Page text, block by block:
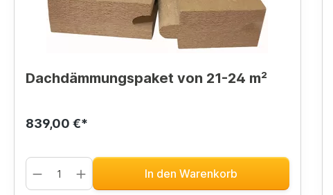
Dachdämmungspaket von 21-24 m²
839,00 €*
In den Warenkorb